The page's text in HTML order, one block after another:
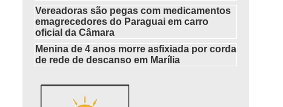
Vereadoras são pegas com medicamentos
emagrecedores do Paraguai em carro
oficial da Câmara
Menina de 4 anos morre asfixiada por corda
de rede de descanso em Marília